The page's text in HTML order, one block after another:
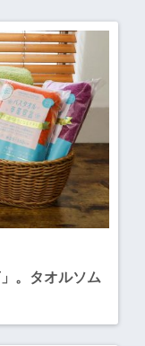
。タオルソム